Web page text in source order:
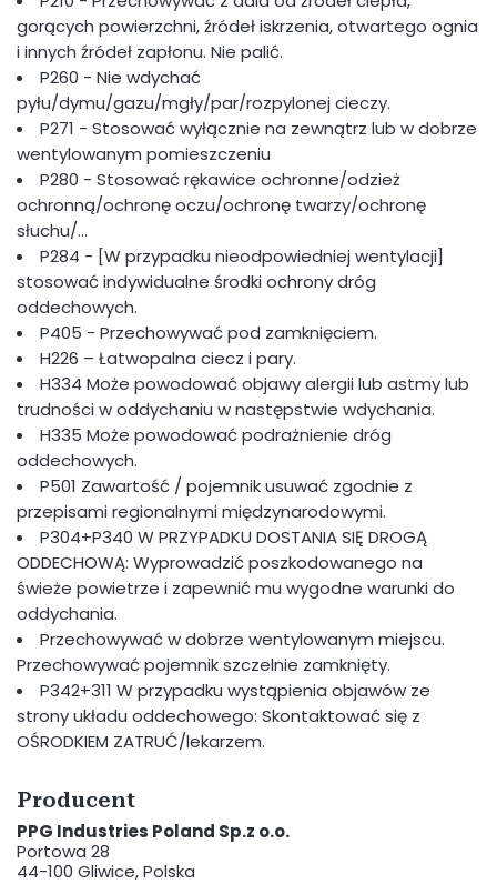
gorących powierzchni, źródeł iskrzenia, otwartego ognia
i innych źródeł zapłonu. Nie palić.
P260 - Nie wdychać
pyłu/dymu/gazu/mgły/par/rozpylonej cieczy.
P271 - Stosować wyłącznie na zewnątrz lub w dobrze
wentylowanym pomieszczeniu
P280 - Stosować rękawice ochronne/odzież
ochronną/ochronę oczu/ochronę twarzy/ochronę
słuchu/…
P284 - [W przypadku nieodpowiedniej wentylacji]
stosować indywidualne środki ochrony dróg
oddechowych.
P405 - Przechowywać pod zamknięciem.
H226 – Łatwopalna ciecz i pary.
H334 Może powodować objawy alergii lub astmy lub
trudności w oddychaniu w następstwie wdychania.
H335 Może powodować podrażnienie dróg
oddechowych.
P501 Zawartość / pojemnik usuwać zgodnie z
przepisami regionalnymi międzynarodowymi.
P304+P340 W PRZYPADKU DOSTANIA SIĘ DROGĄ
ODDECHOWĄ: Wyprowadzić poszkodowanego na
świeże powietrze i zapewnić mu wygodne warunki do
oddychania.
Przechowywać w dobrze wentylowanym miejscu.
Przechowywać pojemnik szczelnie zamknięty.
P342+311 W przypadku wystąpienia objawów ze
strony układu oddechowego: Skontaktować się z
OŚRODKIEM ZATRUĆ/lekarzem.
Producent
PPG Industries Poland Sp.z o.o.
Portowa 28
44-100 Gliwice, Polska